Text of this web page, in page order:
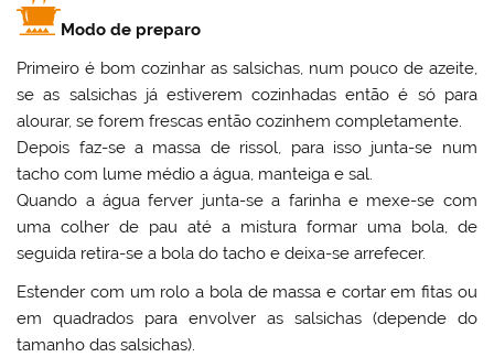
Modo de preparo
Primeiro é bom cozinhar as salsichas, num pouco de azeite,
se as salsichas já estiverem cozinhadas então é só para
alourar, se forem frescas então cozinhem completamente.
Depois faz-se a massa de rissol, para isso junta-se num
tacho com lume médio a água, manteiga e sal.
Quando a água ferver junta-se a farinha e mexe-se com
uma colher de pau até a mistura formar uma bola, de
seguida retira-se a bola do tacho e deixa-se arrefecer.
Estender com um rolo a bola de massa e cortar em fitas ou
em quadrados para envolver as salsichas (depende do
tamanho das salsichas).